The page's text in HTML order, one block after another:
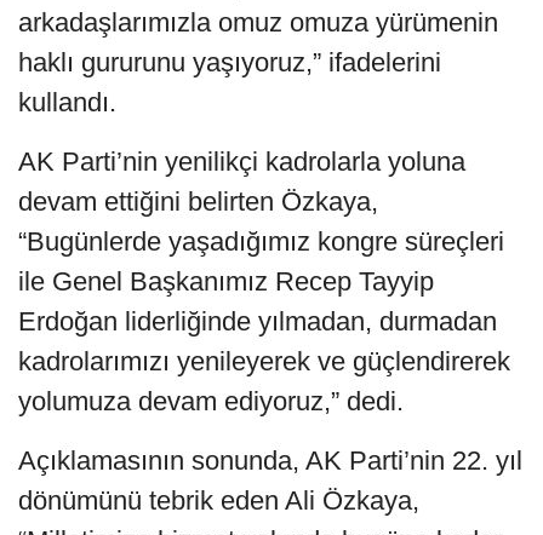
arkadaşlarımızla omuz omuza yürümenin
haklı gururunu yaşıyoruz,” ifadelerini
kullandı.
AK Parti’nin yenilikçi kadrolarla yoluna
devam ettiğini belirten Özkaya,
“Bugünlerde yaşadığımız kongre süreçleri
ile Genel Başkanımız Recep Tayyip
Erdoğan liderliğinde yılmadan, durmadan
kadrolarımızı yenileyerek ve güçlendirerek
yolumuza devam ediyoruz,” dedi.
Açıklamasının sonunda, AK Parti’nin 22. yıl
dönümünü tebrik eden Ali Özkaya,